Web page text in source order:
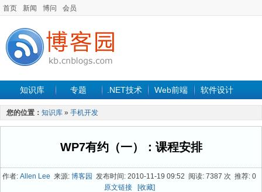
首页 新闻 博问 会员
知识库 专题 .NET技术 Web前端 软件设计
手机开发 软件工程
最新文章
您的位置： 知识库 » 手机开发
WP7有约（一）：课程安排
作者: Allen Lee 来源: 博客园 发布时间: 2010-11-19 09:52 阅读: 7387 次 推荐: 0
原文链接
[收藏]